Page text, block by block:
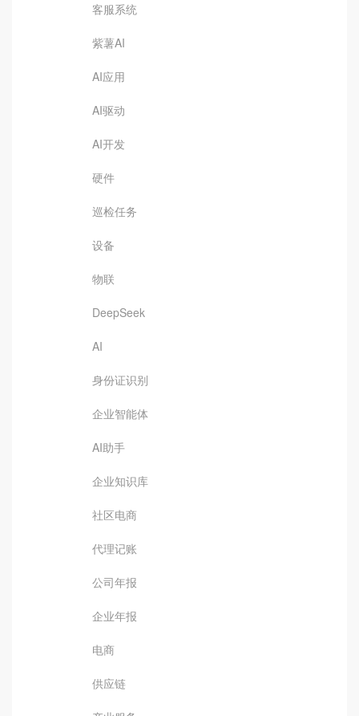
客服系统
紫薯AI
AI应用
AI驱动
AI开发
硬件
巡检任务
设备
物联
DeepSeek
AI
身份证识别
企业智能体
AI助手
企业知识库
社区电商
代理记账
公司年报
企业年报
电商
供应链